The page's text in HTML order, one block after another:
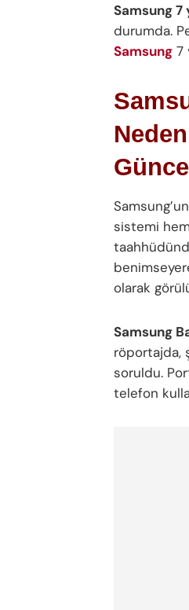
Samsung 7
durumda.
Samsung 7
sistemi
olarak
Samsung
röportajda,
soruldu.
telefon